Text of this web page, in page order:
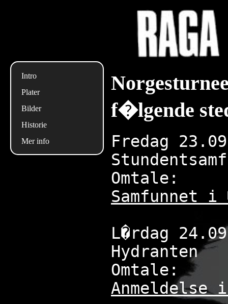
Intro
Plater
Bilder
Historie
Mer info
f�lgende
Fredag
Omtale:
Samfunnet i
L�rdag
Hydranten
Omtale:
Anmeldelse i